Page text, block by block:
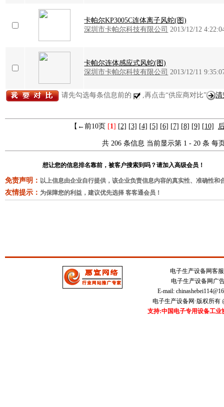
卡帕尔KP3005C连体离子风蛇(图)
深圳市卡帕尔科技有限公司 2013/12/12
卡帕尔连体感应式风蛇(图)
深圳市卡帕尔科技有限公司
2013/12/11
请先勾选每条信息前的 ,再点击“供应商对比” 清
【←前10页 [1] [2] [3] [4] [5] [6] [7] [8] [9] [10]
共 206 条信息 当前显示第 1 - 20 条 每
想让您的信息排名靠前，被客户搜索到吗？请加入高级会员！
免责声明：
友情提示：
以上信息由企业自行提供，该企业负责信息内容的真实性、准确性
为保障您的利益，建议优先选择 客客通会员！
电子生产设备网客
电子生产设备网广
E-mail:
电子生产设备网·版权所有
支持:中国电子专用设备工业